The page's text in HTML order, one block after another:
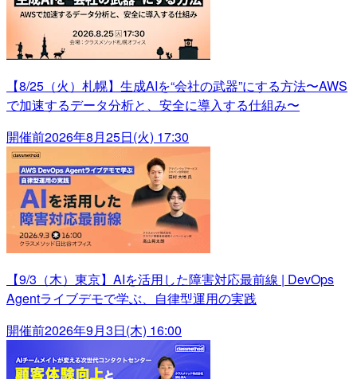
【8/25（火）札幌】生成AIを“会社の武器”にする方法〜AWS
で加速するデータ分析と、安全に導入する仕組み〜
開催前2026年8月25日(火) 17:30
【9/3（木）東京】AIを活用した障害対応最前線 | DevOps
Agentライブデモで学ぶ、自律型運用の実践
開催前2026年9月3日(木) 16:00